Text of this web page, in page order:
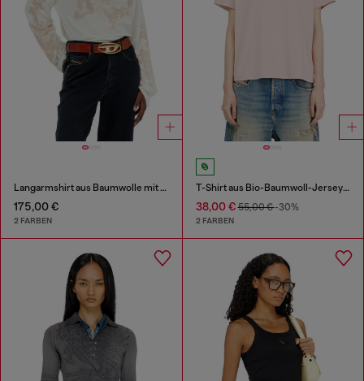
Langarmshirt aus Baumwolle mit Grafikprint
175,00 €
2 FARBEN
T-Shirt aus Bio-Baumwoll-Jersey mit Rundhalsausschnitt und Logoprint
38,00 €55,00 €-30%
2 FARBEN